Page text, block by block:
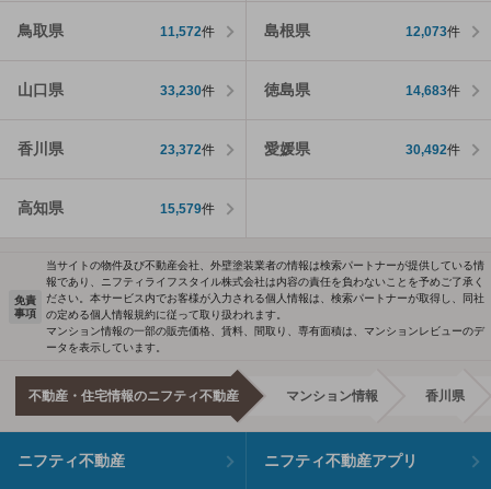
鳥取県 11,572件 島根県 12,073件
山口県 33,230件 徳島県 14,683件
香川県 23,372件 愛媛県 30,492件
高知県 15,579件
免責
事項
当サイトの物件及び不動産会社、外壁塗装業者の情報は検索パートナーが提供している情
報であり、ニフティライフスタイル株式会社は内容の責任を負わないことを予めご了承く
ださい。本サービス内でお客様が入力される個人情報は、検索パートナーが取得し、同社
の定める個人情報規約に従って取り扱われます。
マンション情報の一部の販売価格、賃料、間取り、専有面積は、マンションレビューのデ
ータを表示しています。
不動産・住宅情報のニフティ不動産 マンション情報 香川県
ニフティ不動産 ニフティ不動産アプリ